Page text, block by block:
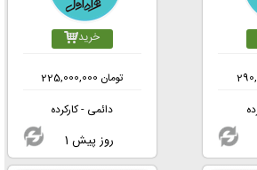
خرید
225,000,000 تومان
دائمی - کارکرده
1 روز پیش